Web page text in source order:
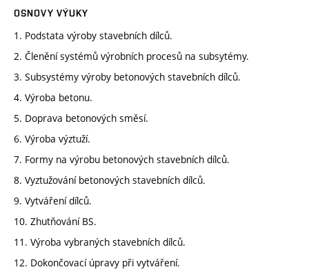
OSNOVY VÝUKY
1. Podstata výroby stavebních dílců.
2. Členění systémů výrobních procesů na subsytémy.
3. Subsystémy výroby betonových stavebních dílců.
4. Výroba betonu.
5. Doprava betonových směsí.
6. Výroba výztuží.
7. Formy na výrobu betonových stavebních dílců.
8. Vyztužování betonových stavebních dílců.
9. Vytváření dílců.
10. Zhutňování BS.
11. Výroba vybraných stavebních dílců.
12. Dokončovací úpravy při vytváření.